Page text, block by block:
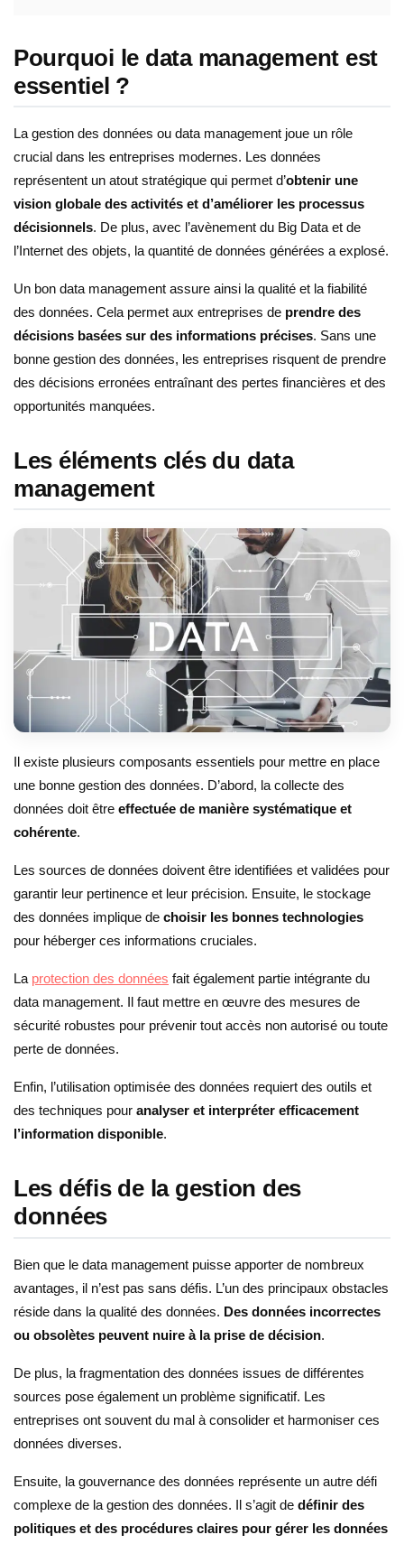
Pourquoi le data management est
essentiel ?
La gestion des données ou data management joue un rôle
crucial dans les entreprises modernes. Les données
représentent un atout stratégique qui permet d’obtenir une
vision globale des activités et d’améliorer les processus
décisionnels. De plus, avec l’avènement du Big Data et de
l’Internet des objets, la quantité de données générées a explosé.
Un bon data management assure ainsi la qualité et la fiabilité
des données. Cela permet aux entreprises de prendre des
décisions basées sur des informations précises. Sans une
bonne gestion des données, les entreprises risquent de prendre
des décisions erronées entraînant des pertes financières et des
opportunités manquées.
Les éléments clés du data
management
Il existe plusieurs composants essentiels pour mettre en place
une bonne gestion des données. D’abord, la collecte des
données doit être effectuée de manière systématique et
cohérente.
Les sources de données doivent être identifiées et validées pour
garantir leur pertinence et leur précision. Ensuite, le stockage
des données implique de choisir les bonnes technologies
pour héberger ces informations cruciales.
La protection des données fait également partie intégrante du
data management. Il faut mettre en œuvre des mesures de
sécurité robustes pour prévenir tout accès non autorisé ou toute
perte de données.
Enfin, l’utilisation optimisée des données requiert des outils et
des techniques pour analyser et interpréter efficacement
l’information disponible.
Les défis de la gestion des
données
Bien que le data management puisse apporter de nombreux
avantages, il n’est pas sans défis. L’un des principaux obstacles
réside dans la qualité des données. Des données incorrectes
ou obsolètes peuvent nuire à la prise de décision.
De plus, la fragmentation des données issues de différentes
sources pose également un problème significatif. Les
entreprises ont souvent du mal à consolider et harmoniser ces
données diverses.
Ensuite, la gouvernance des données représente un autre défi
complexe de la gestion des données. Il s’agit de définir des
politiques et des procédures claires pour gérer les données